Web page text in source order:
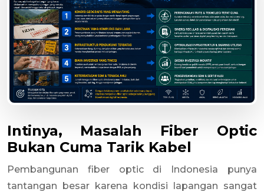
Intinya, Masalah Fiber Optic
Bukan Cuma Tarik Kabel
Pembangunan fiber optic di Indonesia punya
tantangan besar karena kondisi lapangan sangat